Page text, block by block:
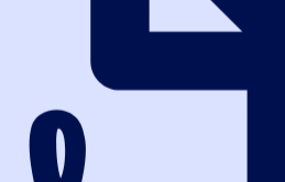
Андреевич
продуктов обучения для
обучения площадки РТС-